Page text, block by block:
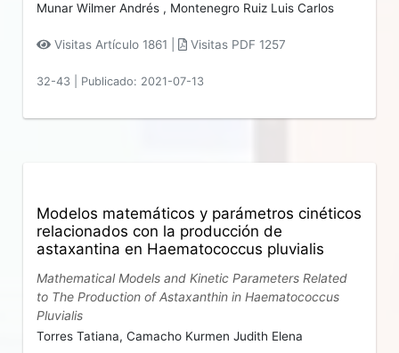
Munar Wilmer Andrés , Montenegro Ruiz Luis Carlos
Visitas Artículo 1861 | Visitas PDF 1257
32-43 Publicado: 2021-07-13
Modelos matemáticos y parámetros cinéticos
relacionados con la producción de
astaxantina en Haematococcus pluvialis
Mathematical Models and Kinetic Parameters Related
to The Production of Astaxanthin in Haematococcus
Pluvialis
Torres Tatiana,Camacho Kurmen Judith Elena